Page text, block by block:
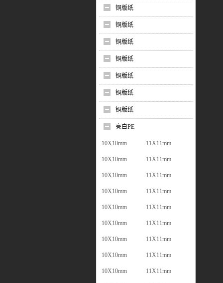
铜版纸
铜版纸
铜版纸
铜版纸
铜版纸
铜版纸
铜版纸
亮白PE
10X10mm 11X11mm
10X10mm 11X11mm
10X10mm 11X11mm
10X10mm 11X11mm
10X10mm 11X11mm
10X10mm 11X11mm
10X10mm 11X11mm
10X10mm 11X11mm
10X10mm 11X11mm